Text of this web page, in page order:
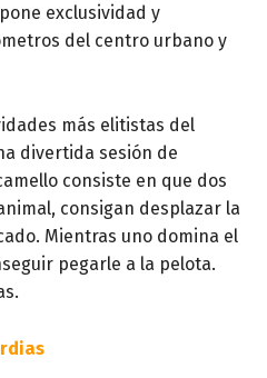
exclusividad y
del centro urbano y
más elitistas del
divertida sesión de
consiste en que dos
consigan desplazar la
Mientras uno domina el
pegarle a la pelota.